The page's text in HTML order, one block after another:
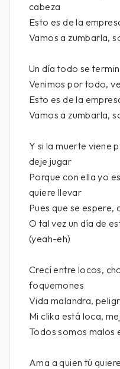
cabeza
Esto es de la
Vamos a zumbarla,
Un día todo se
Venimos por todo,
Esto es de la
Vamos a zumbarla,
Y si la muerte viene
deje jugar
Porque con ella yo
quiere llevar
Pues que se espere,
O tal vez un día de
(yeah-eh)
Crecí entre locos,
foquemones
Vida malandra,
Mi clika está loca,
Todos somos malos
Ama a quien tú